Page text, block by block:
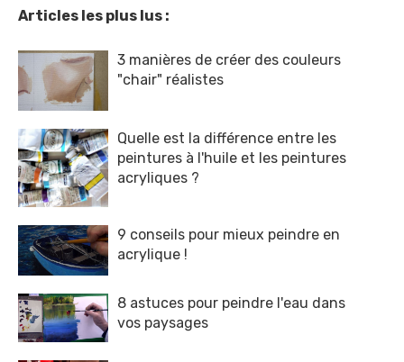
Articles les plus lus :
3 manières de créer des couleurs
"chair" réalistes
Quelle est la différence entre les
peintures à l'huile et les peintures
acryliques ?
9 conseils pour mieux peindre en
acrylique !
8 astuces pour peindre l'eau dans
vos paysages